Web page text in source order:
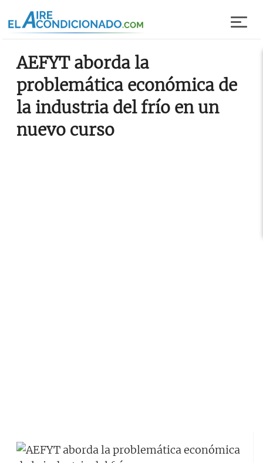
AEFYT aborda la
problemática económica de
la industria del frío en un
nuevo curso